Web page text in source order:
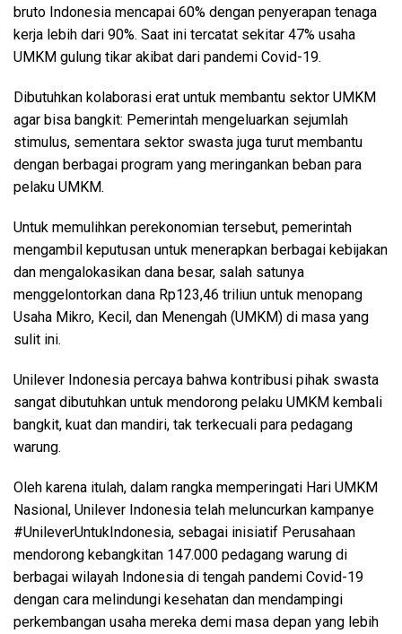
bruto Indonesia mencapai 60% dengan penyerapan tenaga
kerja lebih dari 90%. Saat ini tercatat sekitar 47% usaha
UMKM gulung tikar akibat dari pandemi Covid-19.
Dibutuhkan kolaborasi erat untuk membantu sektor UMKM
agar bisa bangkit: Pemerintah mengeluarkan sejumlah
stimulus, sementara sektor swasta juga turut membantu
dengan berbagai program yang meringankan beban para
pelaku UMKM.
Untuk memulihkan perekonomian tersebut, pemerintah
mengambil keputusan untuk menerapkan berbagai kebijakan
dan mengalokasikan dana besar, salah satunya
menggelontorkan dana Rp123,46 triliun untuk menopang
Usaha Mikro, Kecil, dan Menengah (UMKM) di masa yang
sulit ini.
Unilever Indonesia percaya bahwa kontribusi pihak swasta
sangat dibutuhkan untuk mendorong pelaku UMKM kembali
bangkit, kuat dan mandiri, tak terkecuali para pedagang
warung.
Oleh karena itulah, dalam rangka memperingati Hari UMKM
Nasional, Unilever Indonesia telah meluncurkan kampanye
#UnileverUntukIndonesia, sebagai inisiatif Perusahaan
mendorong kebangkitan 147.000 pedagang warung di
berbagai wilayah Indonesia di tengah pandemi Covid-19
dengan cara melindungi kesehatan dan mendampingi
perkembangan usaha mereka demi masa depan yang lebih